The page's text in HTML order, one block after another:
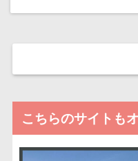
こちらのサイトも